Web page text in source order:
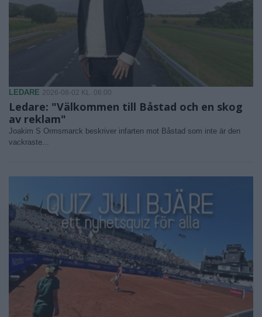
LEDARE 2026-08-02 KL. 06:00
Ledare: "Välkommen till Båstad och en skog
av reklam"
Joakim S Ormsmarck beskriver infarten mot Båstad som inte är den
vackraste...